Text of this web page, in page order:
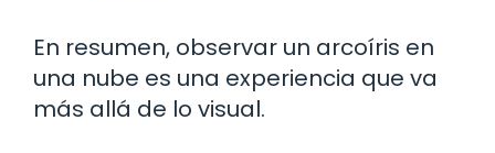
En resumen, observar un arcoíris en
una nube es una experiencia que va
más allá de lo visual.